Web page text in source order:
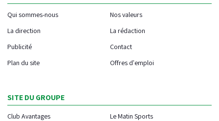
Qui sommes-nous
Nos valeurs
La direction
La rédaction
Publicité
Contact
Plan du site
Offres d'emploi
SITE DU GROUPE
Club Avantages
Le Matin Sports